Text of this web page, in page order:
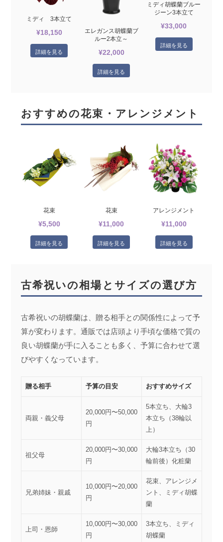
ミディ 3本立て
¥18,150
詳細を見る
エレガンス胡蝶蘭ブ
ルー2本立～
¥22,000
詳細を見る
ミディ胡蝶蘭ブルー
ジーン3本立て
¥33,000
詳細を見る
おすすめの花束・アレンジメント
花束
¥5,500
詳細を見る
花束
¥11,000
詳細を見る
アレンジメント
¥11,000
詳細を見る
古希祝いの相場とサイズの選び方
古希祝いの胡蝶蘭は、贈る相手との関係性によって予
算が変わります。通販では店頭より手頃な価格で質の
良い胡蝶蘭が手に入ることも多く、予算に合わせて選
びやすくなっています。
贈る相手 予算の目安 おすすめサイズ
両親・義父母
20,000円〜50,000
円
5本立ち、大輪3
本立ち（38輪以
上）
祖父母
20,000円〜30,000
円
大輪3本立ち（30
輪前後）化粧蘭
兄弟姉妹・親戚
10,000円〜20,000
円
花束、アレンジメ
ント、ミディ胡蝶
蘭
上司・恩師
10,000円〜30,000
円
3本立ち、ミディ
胡蝶蘭